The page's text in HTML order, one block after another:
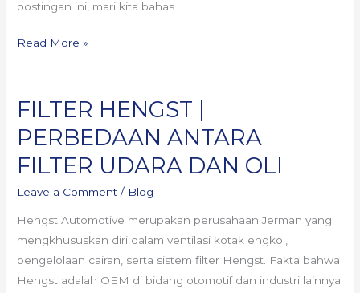
postingan ini, mari kita bahas
Read More »
FILTER HENGST |
PERBEDAAN ANTARA
FILTER UDARA DAN OLI
Leave a Comment / Blog
Hengst Automotive merupakan perusahaan Jerman yang
mengkhususkan diri dalam ventilasi kotak engkol,
pengelolaan cairan, serta sistem filter Hengst. Fakta bahwa
Hengst adalah OEM di bidang otomotif dan industri lainnya
FILTER
|
PERBEDAAN
UDARA
DAN
OLI